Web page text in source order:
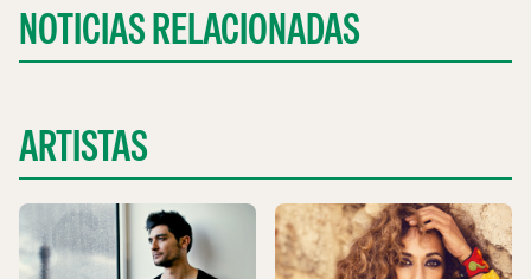
NOTICIAS RELACIONADAS
ARTISTAS